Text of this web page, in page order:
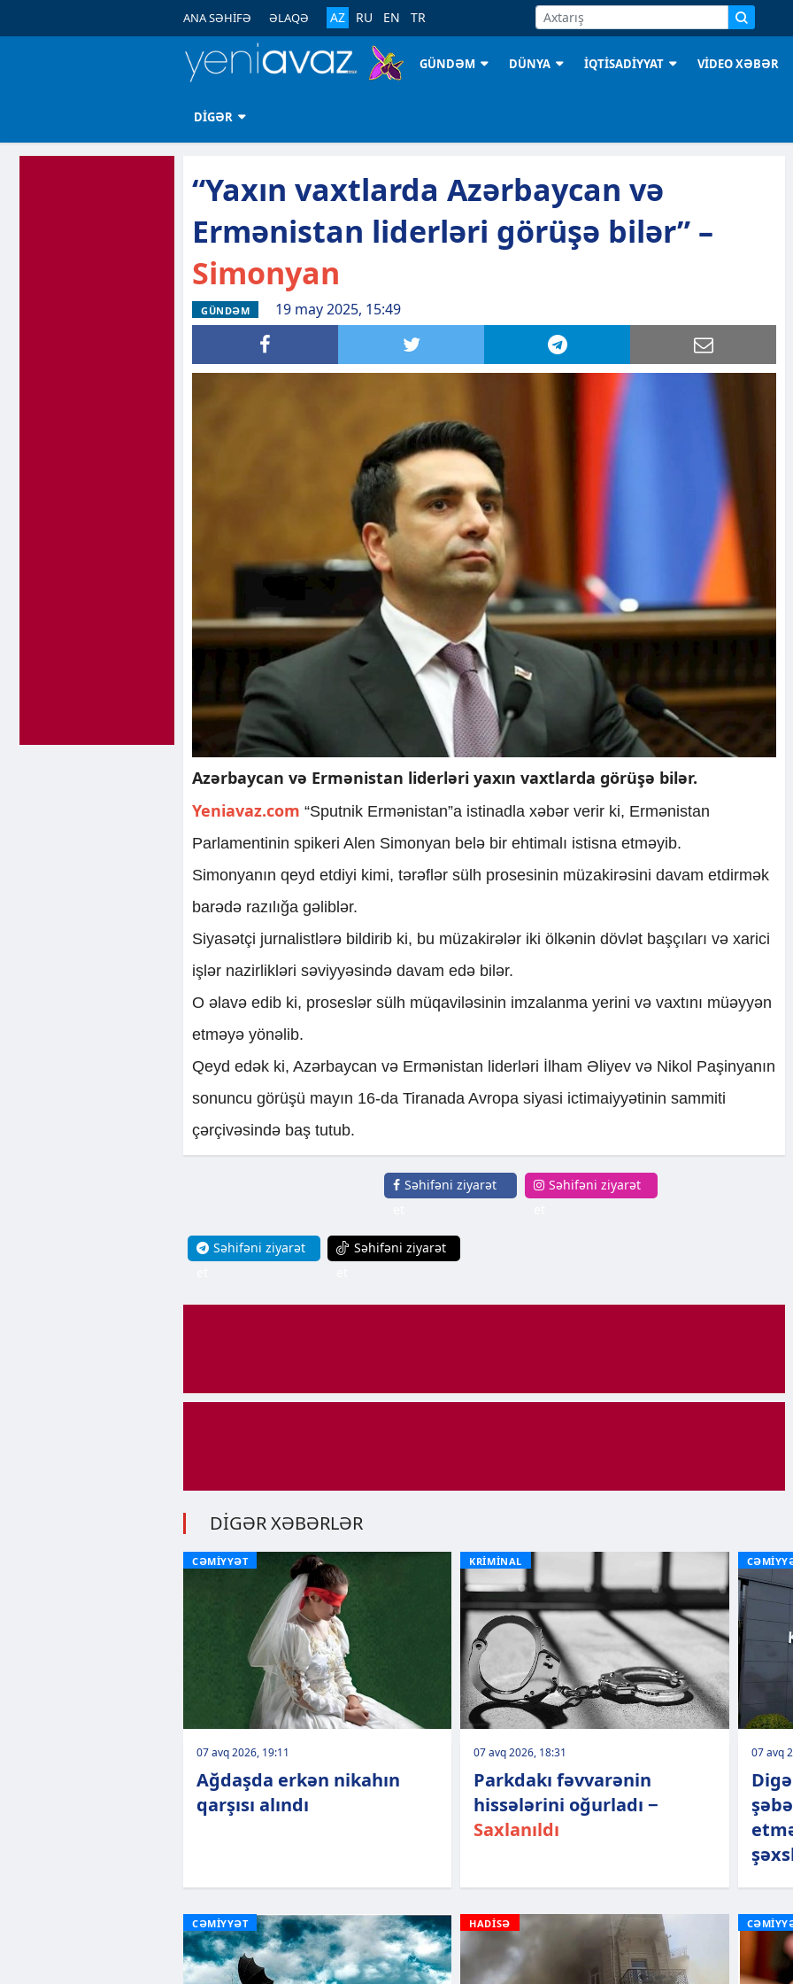
ANA SƏHİFƏ ƏLAQƏ AZ RU EN TR
GÜNDƏM DÜNYA İQTİSADİYYAT VİDEO XƏBƏR
DİGƏR
“Yaxın vaxtlarda Azərbaycan və
Ermənistan liderləri görüşə bilər” –
Simonyan
GÜNDƏM 19 may 2025, 15:49
Azərbaycan və Ermənistan liderləri yaxın vaxtlarda görüşə bilər.
Yeniavaz.com “Sputnik Ermənistan”a istinadla xəbər verir ki, Ermənistan
Parlamentinin spikeri Alen Simonyan belə bir ehtimalı istisna etməyib.
Simonyanın qeyd etdiyi kimi, tərəflər sülh prosesinin müzakirəsini davam etdirmək
barədə razılığa gəliblər.
Siyasətçi jurnalistlərə bildirib ki, bu müzakirələr iki ölkənin dövlət başçıları və xarici
işlər nazirlikləri səviyyəsində davam edə bilər.
O əlavə edib ki, proseslər sülh müqaviləsinin imzalanma yerini və vaxtını müəyyən
etməyə yönəlib.
Qeyd edək ki, Azərbaycan və Ermənistan liderləri İlham Əliyev və Nikol Paşinyanın
sonuncu görüşü mayın 16-da Tiranada Avropa siyasi ictimaiyyətinin sammiti
çərçivəsində baş tutub.
Səhifəni ziyarət
Səhifəni ziyarət
Səhifəni ziyarət
Səhifəni ziyarət
DİGƏR XƏBƏRLƏR
CƏMİYYƏT
07 avq 2026, 19:11
Ağdaşda erkən nikahın
qarşısı alındı
KRİMİNAL
07 avq 2026, 18:31
Parkdakı fəvvarənin
hissələrini oğurladı −
Saxlanıldı
07 avq
CƏMİYYƏT HADİSƏ